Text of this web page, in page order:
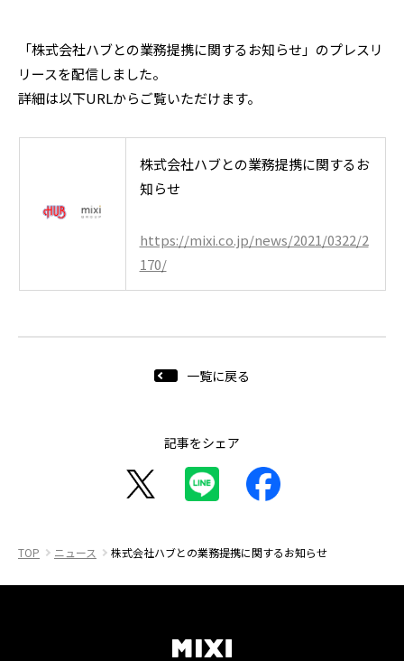
「株式会社ハブとの業務提携に関するお知らせ」のプレスリ
リースを配信しました。
詳細は以下URLからご覧いただけます。
株式会社ハブとの業務提携に関するお
知らせ
https://mixi.co.jp/news/2021/0322/2
170/
一覧に戻る
記事をシェア
TOP ニュース 株式会社ハブとの業務提携に関するお知らせ